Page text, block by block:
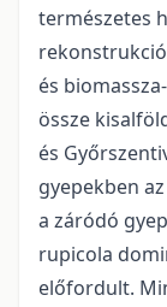
természetes
és
össze
és
gyepekben
a záródó
rupicola
előfordult.